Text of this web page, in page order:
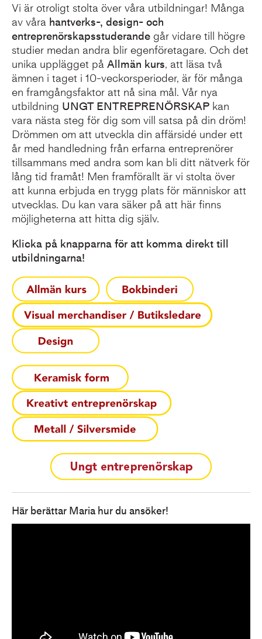
Vi är otroligt stolta över våra utbildningar! Många
av våra hantverks-, design- och
entreprenörskapsstuderande går vidare till högre
studier medan andra blir egenföretagare. Och det
unika upplägget på Allmän kurs, att läsa två
ämnen i taget i 10-veckorsperioder, är för många
en framgångsfaktor att nå sina mål. Vår nya
utbildning UNGT ENTREPRENÖRSKAP kan
vara nästa steg för dig som vill satsa på din dröm!
Drömmen om att utveckla din affärsidé under ett
år med handledning från erfarna entreprenörer
tillsammans med andra som kan bli ditt nätverk för
lång tid framåt! Men framförallt är vi stolta över
att kunna erbjuda en trygg plats för människor att
utvecklas. Du kan vara säker på att här finns
möjligheterna att hitta dig själv.
Klicka på knapparna för att komma direkt till
utbildningarna!
Här berättar Maria hur du ansöker!